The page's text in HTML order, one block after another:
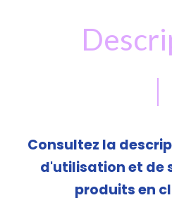
Consultez la
d'utilisation et de
produits en